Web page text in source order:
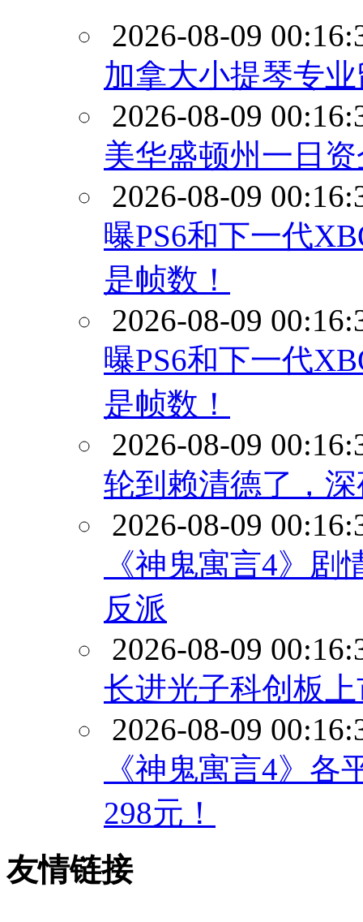
2026-08-09
加拿大小提琴专
2026-08-09
美华盛顿州一日
2026-08-09
曝PS6和下一代
是帧数！
2026-08-09
曝PS6和下一代
是帧数！
2026-08-09
轮到赖清德了，
2026-08-09
《神鬼寓言4》
反派
2026-08-09
长进光子科创板
2026-08-09
《神鬼寓言4》各
298元！
友情链接